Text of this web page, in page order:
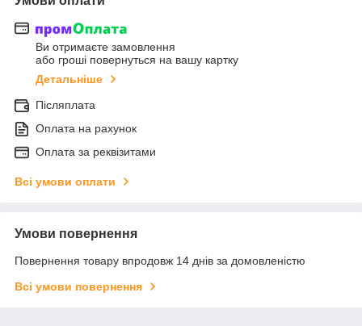
Ви отримаєте замовлення
або гроші повернуться на вашу картку
Детальніше
Післяплата
Оплата на рахунок
Оплата за реквізитами
Всі умови оплати
Умови повернення
Повернення товару впродовж 14 днів за домовленістю
Всі умови повернення